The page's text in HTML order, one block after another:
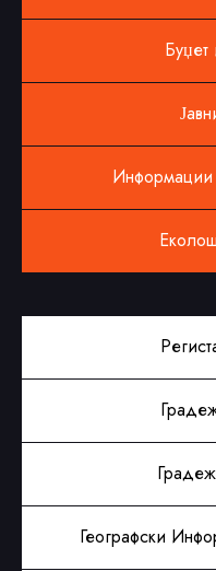
Информации
Географски